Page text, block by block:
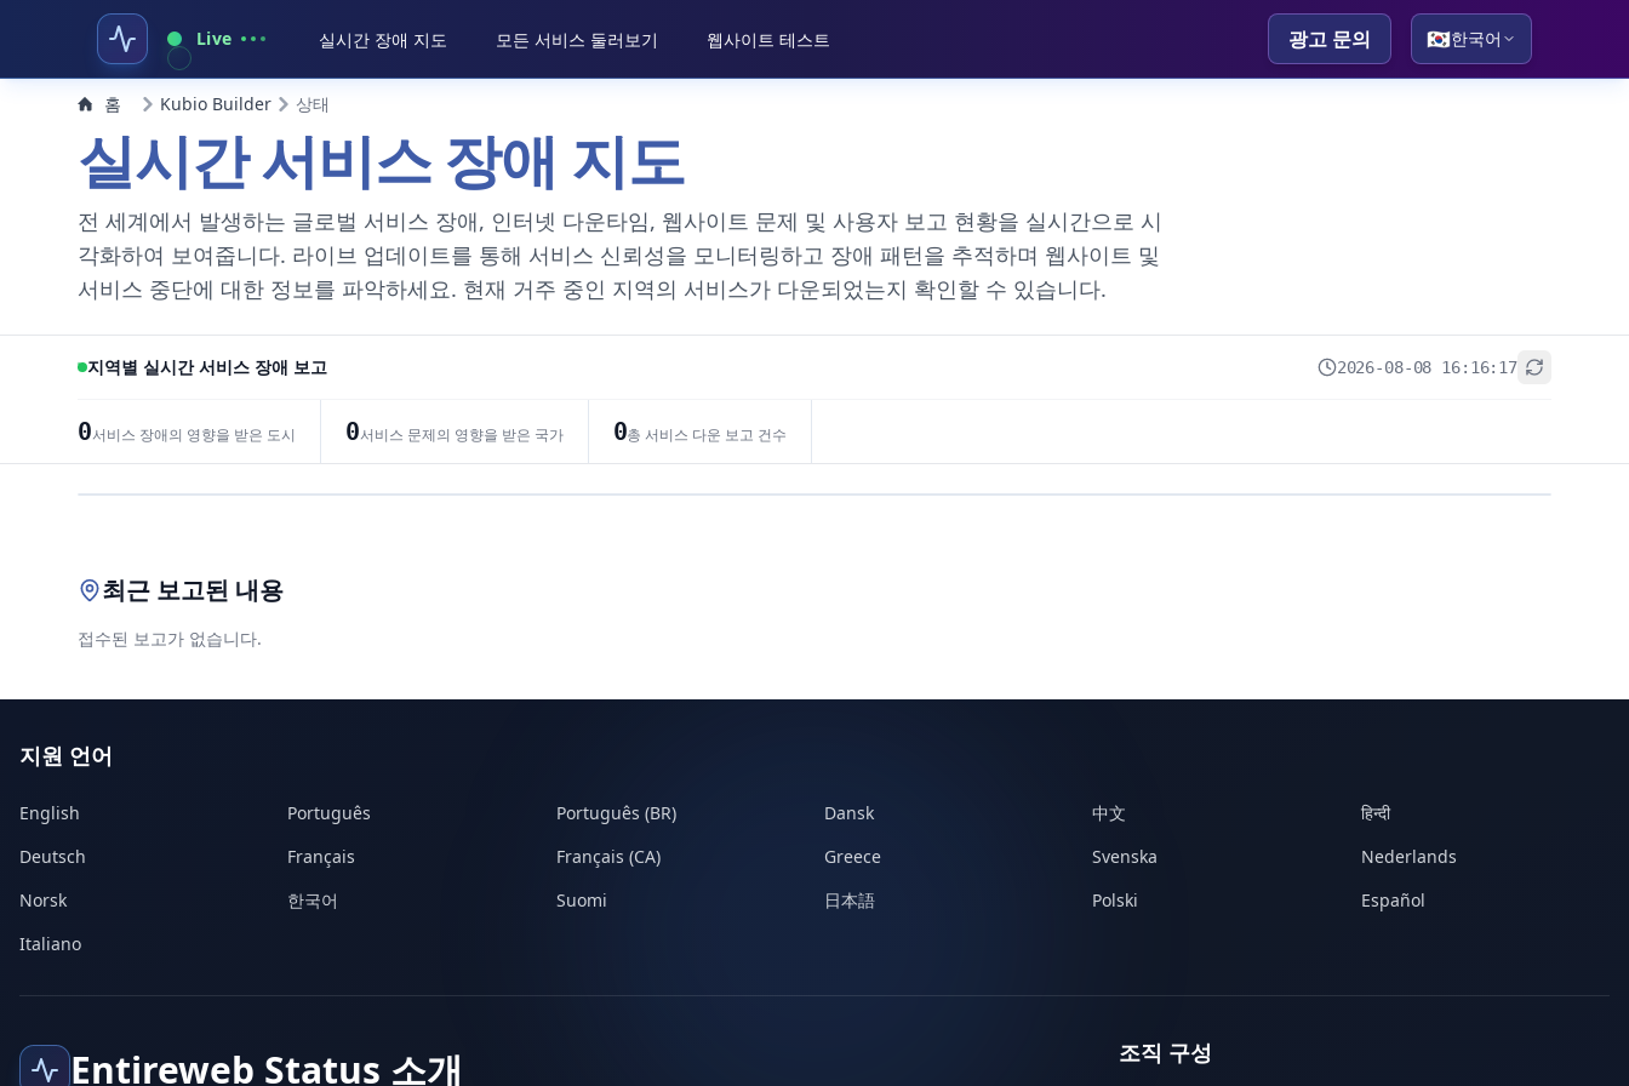
Live 실시간 장애 지도 모든 서비스 둘러보기 웹사이트 테스트 광고 문의 🇰🇷한국어
홈 Kubio Builder 상태
실시간 서비스 장애 지도
전 세계에서 발생하는 글로벌 서비스 장애, 인터넷 다운타임, 웹사이트 문제 및 사용자 보고 현황을 실시간으로 시
각화하여 보여줍니다. 라이브 업데이트를 통해 서비스 신뢰성을 모니터링하고 장애 패턴을 추적하며 웹사이트 및
서비스 중단에 대한 정보를 파악하세요. 현재 거주 중인 지역의 서비스가 다운되었는지 확인할 수 있습니다.
지역별 실시간 서비스 장애 보고 2026-08-08 16:16:17
0서비스 장애의 영향을 받은 도시 0서비스 문제의 영향을 받은 국가 0총 서비스 다운 보고 건수
최근 보고된 내용
접수된 보고가 없습니다.
지원 언어
English Português Português (BR) Dansk 中文
हिन्दी
Deutsch
Français Français (CA) Greece Svenska
Nederlands
Norsk
한국어 Suomi 日本語 Polski
Español
Italiano
Entireweb Status 소개 조직 구성